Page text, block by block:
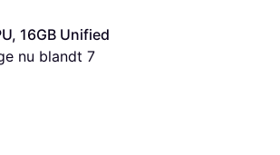
16GB Unified
nu blandt 7